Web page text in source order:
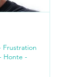
Frustration
Honte -